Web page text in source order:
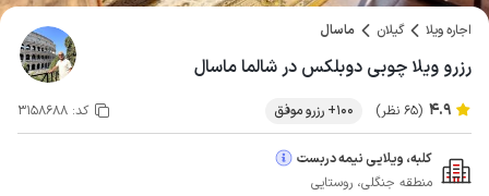
اجاره ویلا گیلان ماسال
رزرو ویلا چوبی دوبلکس در شالما ماسال
4.9 (65 نظر) 100+ رزرو موفق کد: 3158688
کلبه، ویلایی نیمه دربست
منطقه جنگلی، روستایی